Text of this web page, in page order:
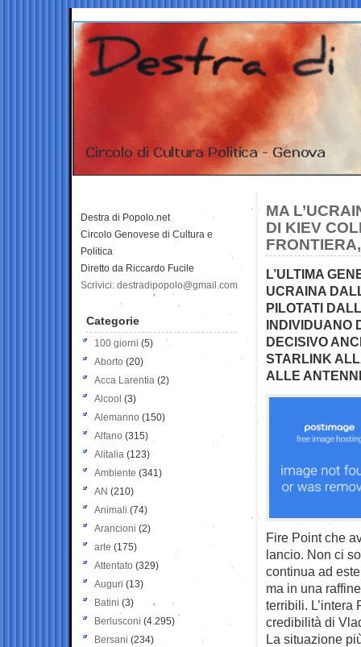
MA
DI KIEV
L’ULTIMA
UCRAINA
PILOTATI
INDIVIDUANO
DECISIVO
STARLINK
ALLE
Fire Point che
lancio. Non ci
continua ad
ma in una
terribili. L’intera
credibilità di
La situazione
Destra di Popolo.net
Circolo Genovese di Cultura e
Politica
Diretto da Riccardo Fucile
Scrivici: destradipopolo@gmail.com
Categorie
100 giorni (5)
Aborto (20)
Acca Larentia (2)
Alcool (3)
Alemanno (150)
Alfano (315)
Alitalia (123)
Ambiente (341)
AN (210)
Animali (74)
Arancioni (2)
arte (175)
Attentato (329)
Auguri (13)
Batini (3)
Berlusconi (4.295)
Bersani (234)